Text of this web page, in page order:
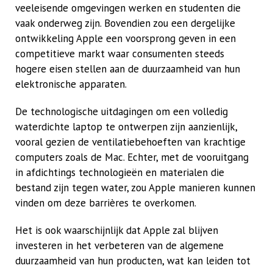
veeleisende omgevingen werken en studenten die
vaak onderweg zijn. Bovendien zou een dergelijke
ontwikkeling Apple een voorsprong geven in een
competitieve markt waar consumenten steeds
hogere eisen stellen aan de duurzaamheid van hun
elektronische apparaten.
De technologische uitdagingen om een volledig
waterdichte laptop te ontwerpen zijn aanzienlijk,
vooral gezien de ventilatiebehoeften van krachtige
computers zoals de Mac. Echter, met de vooruitgang
in afdichtings technologieën en materialen die
bestand zijn tegen water, zou Apple manieren kunnen
vinden om deze barrières te overkomen.
Het is ook waarschijnlijk dat Apple zal blijven
investeren in het verbeteren van de algemene
duurzaamheid van hun producten, wat kan leiden tot